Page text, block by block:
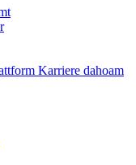
Karriere dahoam